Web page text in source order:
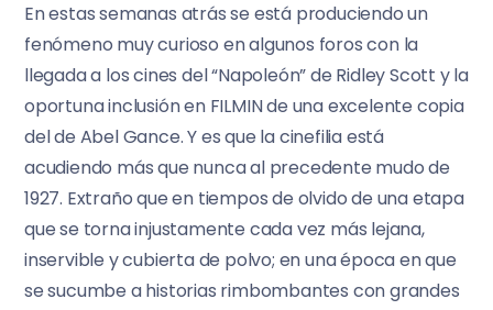
En estas semanas atrás se está produciendo un
fenómeno muy curioso en algunos foros con la
llegada a los cines del “Napoleón” de Ridley Scott y la
oportuna inclusión en FILMIN de una excelente copia
del de Abel Gance. Y es que la cinefilia está
acudiendo más que nunca al precedente mudo de
1927. Extraño que en tiempos de olvido de una etapa
que se torna injustamente cada vez más lejana,
inservible y cubierta de polvo; en una época en que
se sucumbe a historias rimbombantes con grandes